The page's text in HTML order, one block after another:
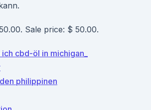
Sale price: $ 50.00.
cbd-öl in michigan_
philippinen